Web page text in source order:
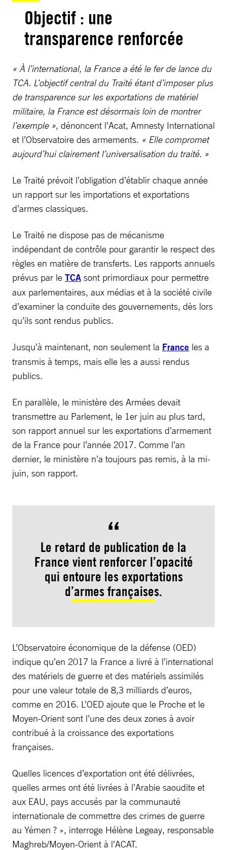
Objectif : une
transparence renforcée
« À l’international, la France a été le fer de lance du
TCA. L’objectif central du Traité étant d’imposer plus
de transparence sur les exportations de matériel
militaire, la France est désormais loin de montrer
l’exemple », dénoncent l’Acat, Amnesty International
et l’Observatoire des armements. « Elle compromet
aujourd’hui clairement l’universalisation du traité. »
Le Traité prévoit l’obligation d’établir chaque année
un rapport sur les importations et exportations
d’armes classiques.
Le Traité ne dispose pas de mécanisme
indépendant de contrôle pour garantir le respect des
règles en matière de transferts. Les rapports annuels
prévus par le TCA sont primordiaux pour permettre
aux parlementaires, aux médias et à la société civile
d’examiner la conduite des gouvernements, dès lors
qu’ils sont rendus publics.
Jusqu’à maintenant, non seulement la France les a
transmis à temps, mais elle les a aussi rendus
publics.
En parallèle, le ministère des Armées devait
transmettre au Parlement, le 1er juin au plus tard,
son rapport annuel sur les exportations d’armement
de la France pour l’année 2017. Comme l’an
dernier, le ministère n’a toujours pas remis, à la mi-
juin, son rapport.
Le retard de publication de la
France vient renforcer l’opacité
qui entoure les exportations
d’armes françaises.
L’Observatoire économique de la défense (OED)
indique qu’en 2017 la France a livré à l’international
des matériels de guerre et des matériels assimilés
pour une valeur totale de 8,3 milliards d’euros,
comme en 2016. L’OED ajoute que le Proche et le
Moyen-Orient sont l’une des deux zones à avoir
contribué à la croissance des exportations
françaises.
Quelles licences d’exportation ont été délivrées,
quelles armes ont été livrées à l’Arabie saoudite et
aux EAU, pays accusés par la communauté
internationale de commettre des crimes de guerre
au Yémen ? », interroge Hélène Legeay, responsable
Maghreb/Moyen-Orient à l’ACAT.